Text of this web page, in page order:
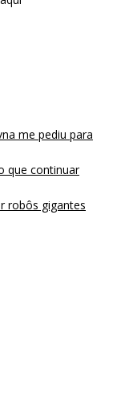
me pediu para
que continuar
robôs gigantes